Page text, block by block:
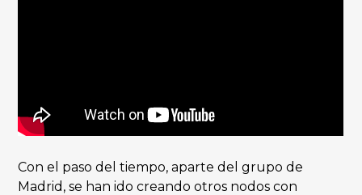
Con el paso del tiempo, aparte del grupo de
Madrid, se han ido creando otros nodos con